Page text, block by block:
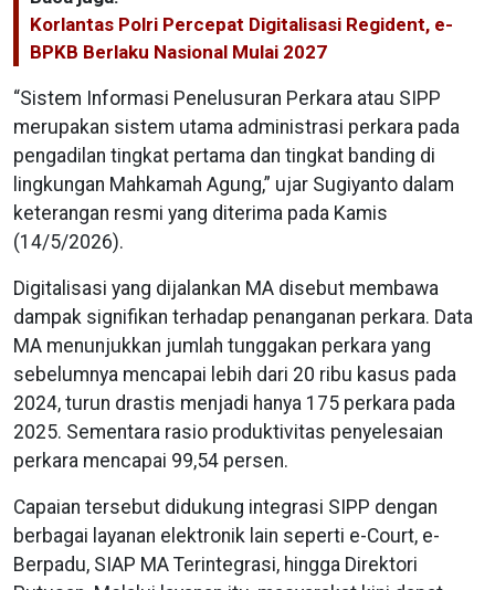
Korlantas Polri Percepat Digitalisasi Regident, e-
BPKB Berlaku Nasional Mulai 2027
“Sistem Informasi Penelusuran Perkara atau SIPP
merupakan sistem utama administrasi perkara pada
pengadilan tingkat pertama dan tingkat banding di
lingkungan Mahkamah Agung,” ujar Sugiyanto dalam
keterangan resmi yang diterima pada Kamis
(14/5/2026).
Digitalisasi yang dijalankan MA disebut membawa
dampak signifikan terhadap penanganan perkara. Data
MA menunjukkan jumlah tunggakan perkara yang
sebelumnya mencapai lebih dari 20 ribu kasus pada
2024, turun drastis menjadi hanya 175 perkara pada
2025. Sementara rasio produktivitas penyelesaian
perkara mencapai 99,54 persen.
Capaian tersebut didukung integrasi SIPP dengan
berbagai layanan elektronik lain seperti e-Court, e-
Berpadu, SIAP MA Terintegrasi, hingga Direktori